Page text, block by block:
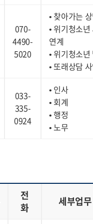
070-
4490-
5020
• 찾아가는
• 위기청소
연계
• 위기청소년
• 또래상담
033-
335-
0924
• 인사
• 회계
• 행정
• 노무
전
화
세부업무